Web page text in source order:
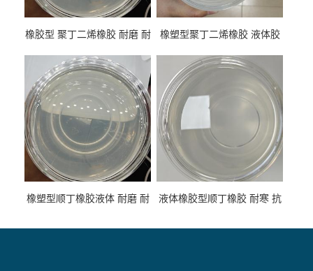
橡胶型 聚丁二烯橡胶 耐磨 耐
性
橡塑型聚丁二烯橡胶 液体胶
专用
橡塑型顺丁橡胶液体 耐磨 耐
液体橡胶型顺丁橡胶 耐寒 抗